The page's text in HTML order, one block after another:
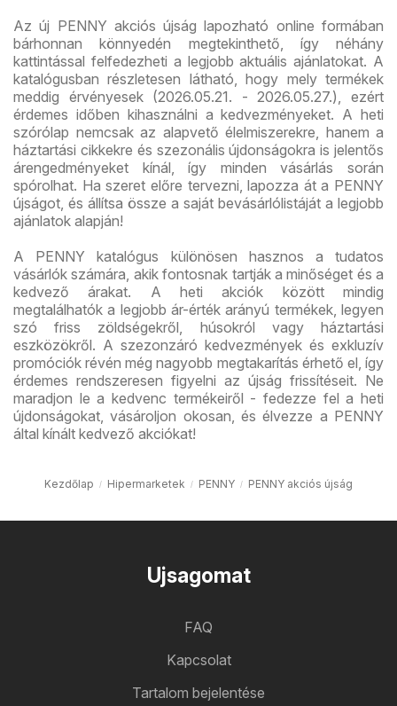
Az új PENNY akciós újság lapozható online formában
bárhonnan könnyedén megtekinthető, így néhány
kattintással felfedezheti a legjobb aktuális ajánlatokat. A
katalógusban részletesen látható, hogy mely termékek
meddig érvényesek (2026.05.21. - 2026.05.27.), ezért
érdemes időben kihasználni a kedvezményeket. A heti
szórólap nemcsak az alapvető élelmiszerekre, hanem a
háztartási cikkekre és szezonális újdonságokra is jelentős
árengedményeket kínál, így minden vásárlás során
spórolhat. Ha szeret előre tervezni, lapozza át a PENNY
újságot, és állítsa össze a saját bevásárlólistáját a legjobb
ajánlatok alapján!
A PENNY katalógus különösen hasznos a tudatos
vásárlók számára, akik fontosnak tartják a minőséget és a
kedvező árakat. A heti akciók között mindig
megtalálhatók a legjobb ár-érték arányú termékek, legyen
szó friss zöldségekről, húsokról vagy háztartási
eszközökről. A szezonzáró kedvezmények és exkluzív
promóciók révén még nagyobb megtakarítás érhető el, így
érdemes rendszeresen figyelni az újság frissítéseit. Ne
maradjon le a kedvenc termékeiről - fedezze fel a heti
újdonságokat, vásároljon okosan, és élvezze a PENNY
által kínált kedvező akciókat!
Kezdőlap Hipermarketek PENNY PENNY akciós újság
Ujsagomat
FAQ
Kapcsolat
Tartalom bejelentése